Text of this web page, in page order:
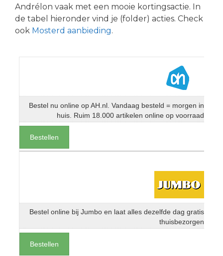
Andrélon vaak met een mooie kortingsactie. In
de tabel hieronder vind je (folder) acties. Check
ook Mosterd aanbieding.
Bestel nu online op AH.nl. Vandaag besteld = morgen in
huis. Ruim 18.000 artikelen online op voorraad
Bestellen
Bestel online bij Jumbo en laat alles dezelfde dag gratis
thuisbezorgen
Bestellen